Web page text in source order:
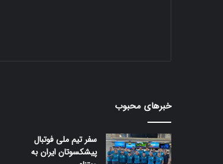
خبرهای محبوب
سفر تیم ملی فوتبال
پیشکسوتان ایران به